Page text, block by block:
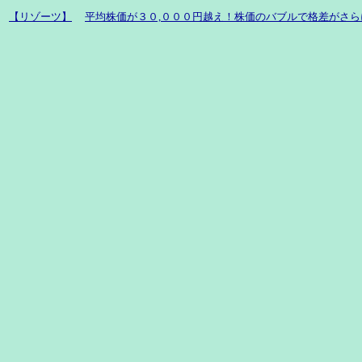
【リゾーツ】 平均株価が３０,０００円越え！株価のバブルで格差がさら